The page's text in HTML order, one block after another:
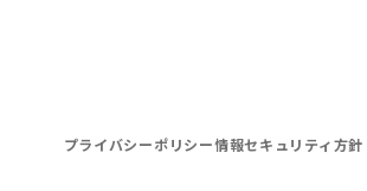
プライバシーポリシー情報セキュリティ方針